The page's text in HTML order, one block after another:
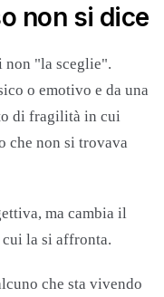
non si dice
non "la sceglie".
o emotivo e da una
di fragilità in cui
che non si trovava
ma cambia il
la si affronta.
che sta vivendo